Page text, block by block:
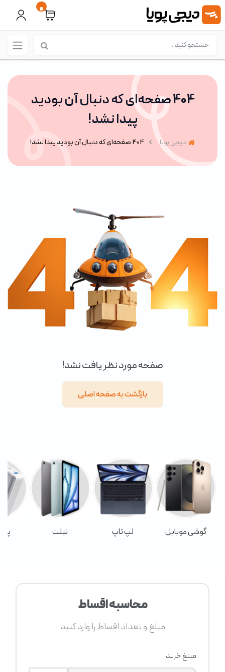
0
404 صفحه‌ای که دنبال آن بودید
پیدا نشد!
دیجی پویا 404 صفحه‌ای که دنبال آن بودید پیدا نشد!
صفحه مورد نظر یافت نشد!
بازگشت به صفحه اصلی
گوشی موبایل لپ تاپ تبلت
محاسبه اقساط
مبلغ و تعداد اقساط را وارد کنید
مبلغ خرید